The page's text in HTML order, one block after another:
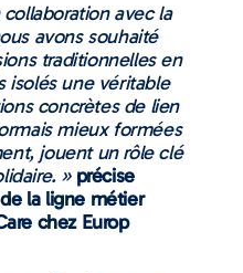
avec la
avons souhaité
traditionnelles en
isolés une véritable
concrètes de lien
mieux formées
jouent un rôle clé
» précise
la ligne métier
chez Europ